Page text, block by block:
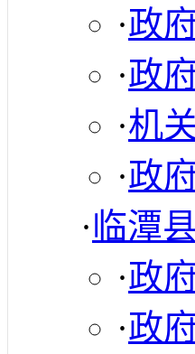
·政
·政
·机
·政
·临潭
·政
·政